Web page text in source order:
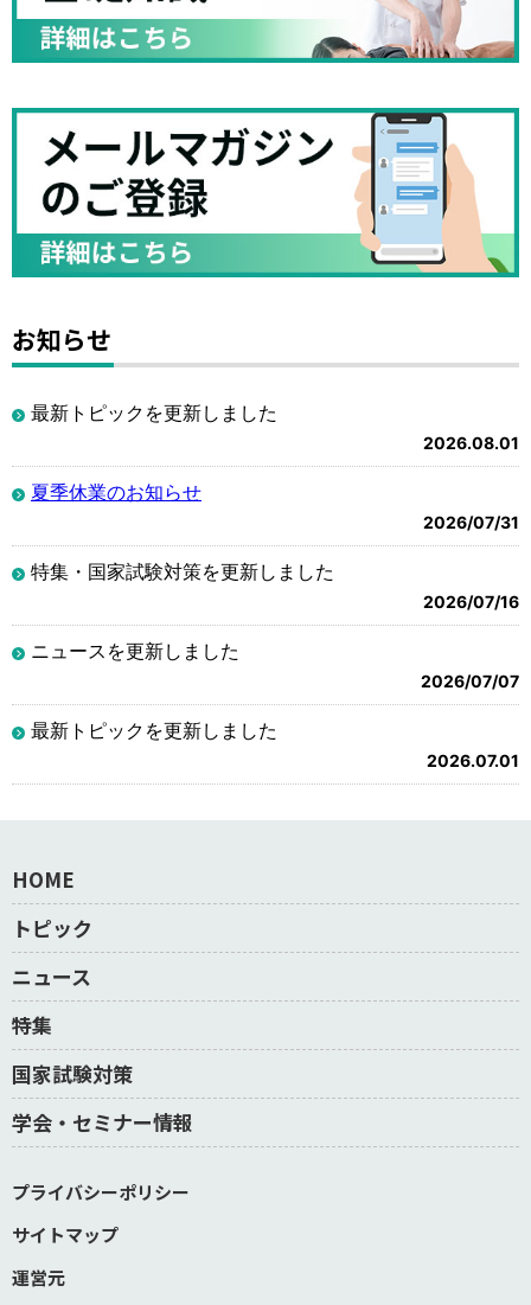
お知らせ
最新トピックを更新しました
2026.08.01
夏季休業のお知らせ
2026/07/31
特集・国家試験対策を更新しました
2026/07/16
ニュースを更新しました
2026/07/07
最新トピックを更新しました
2026.07.01
HOME
トピック
ニュース
特集
国家試験対策
学会・セミナー情報
プライバシーポリシー
サイトマップ
運営元